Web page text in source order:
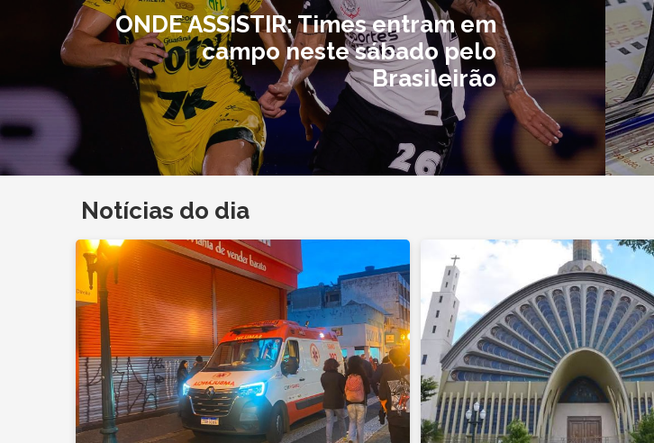
ONDE ASSISTIR: Times entram em
campo neste sábado pelo
Brasileirão
Notícias do dia